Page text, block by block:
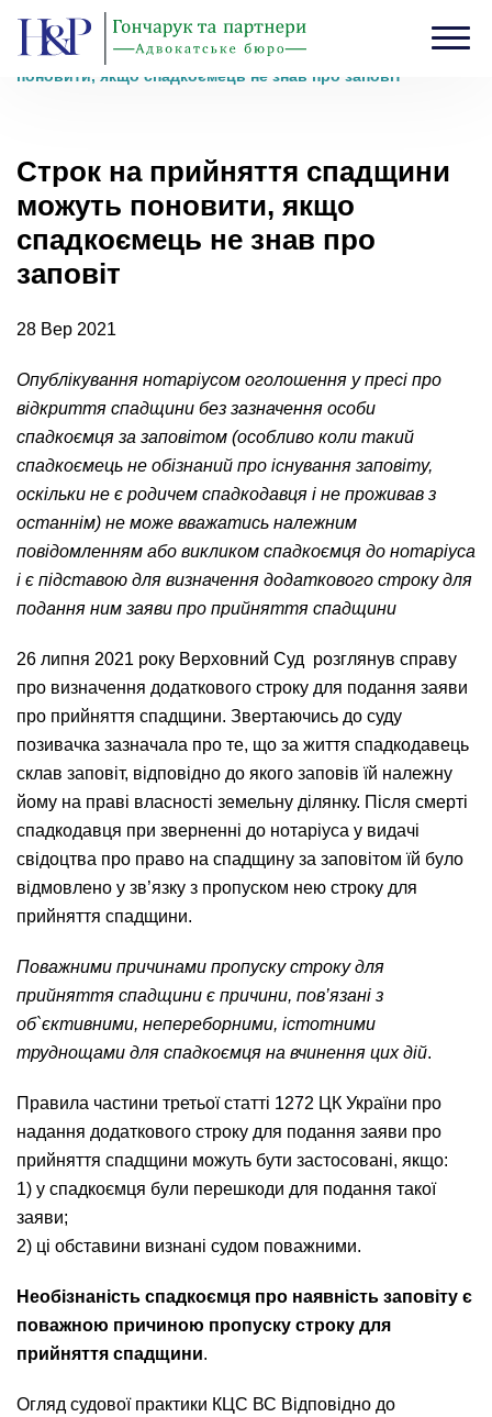
Головна Блог›Строк на прийняття спадщини можуть
поновити, якщо спадкоємець не знав про заповіт
Строк на прийняття спадщини
можуть поновити, якщо
спадкоємець не знав про
заповіт
28 Вер 2021
Опублікування нотаріусом оголошення у пресі про
відкриття спадщини без зазначення особи
спадкоємця за заповітом (особливо коли такий
спадкоємець не обізнаний про існування заповіту,
оскільки не є родичем спадкодавця і не проживав з
останнім) не може вважатись належним
повідомленням або викликом спадкоємця до нотаріуса
і є підставою для визначення додаткового строку для
подання ним заяви про прийняття спадщини
26 липня 2021 року Верховний Суд розглянув справу
про визначення додаткового строку для подання заяви
про прийняття спадщини. Звертаючись до суду
позивачка зазначала про те, що за життя спадкодавець
склав заповіт, відповідно до якого заповів їй належну
йому на праві власності земельну ділянку. Після смерті
спадкодавця при зверненні до нотаріуса у видачі
свідоцтва про право на спадщину за заповітом їй було
відмовлено у зв’язку з пропуском нею строку для
прийняття спадщини.
Поважними причинами пропуску строку для
прийняття спадщини є причини, пов’язані з
об`єктивними, непереборними, істотними
труднощами для спадкоємця на вчинення цих дій.
Правила частини третьої статті 1272 ЦК України про
надання додаткового строку для подання заяви про
прийняття спадщини можуть бути застосовані, якщо:
1) у спадкоємця були перешкоди для подання такої
заяви;
2) ці обставини визнані судом поважними.
Необізнаність спадкоємця про наявність заповіту є
поважною причиною пропуску строку для
прийняття спадщини.
Огляд судової практики КЦС ВС Відповідно до